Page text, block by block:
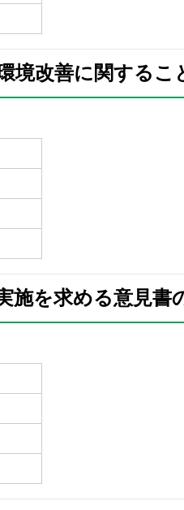
境改善に関するこ
施を求める意見書